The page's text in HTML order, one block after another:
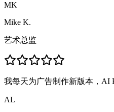
MK
Mike K.
艺术总监
我每天为广告制作新版本，AI
AL